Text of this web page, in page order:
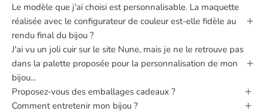
Le modèle que j'ai choisi est personnalisable. La maquette
réalisée avec le configurateur de couleur est-elle fidèle au
rendu final du bijou ?
J'ai vu un joli cuir sur le site Nune, mais je ne le retrouve pas
dans la palette proposée pour la personnalisation de mon
bijou...
Proposez-vous des emballages cadeaux ?
Comment entretenir mon bijou ?